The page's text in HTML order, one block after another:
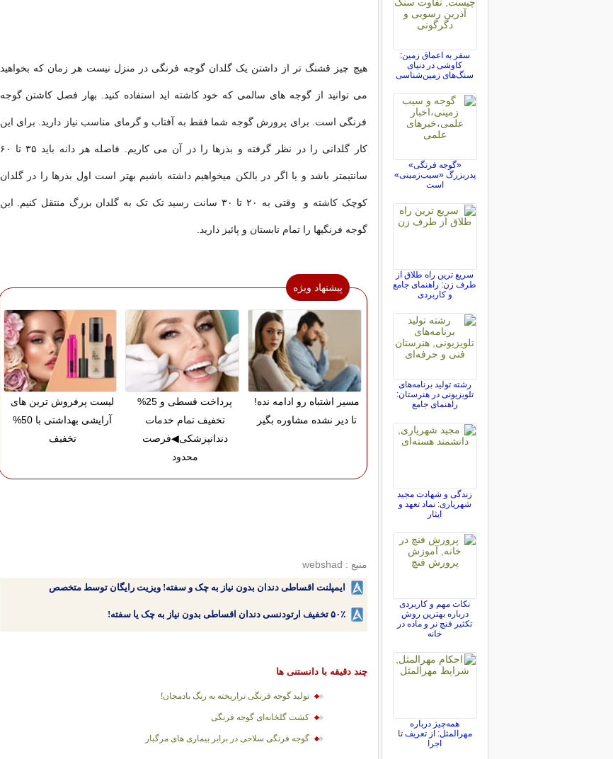
هیچ چیز قشنگ تر از داشتن یک گلدان گوجه فرنگی در منزل نیست هر زمان که بخواهید
می توانید از گوجه های سالمی که خود کاشته اید استفاده کنید. بهار فصل کاشتن گوجه
فرنگی است. برای پرورش گوجه شما فقط به آفتاب و گرمای مناسب نیاز دارید. برای این
کار گلدانی را در نظر گرفته و بذرها را در آن می کاریم. فاصله هر دانه باید ۳۵ تا ۶۰
سانتیمتر باشد و یا اگر در بالکن میخواهیم داشته باشیم بهتر است اول بذرها را در گلدان
کوچک کاشته و وقتی به ۲۰ تا ۳۰ سانت رسید تک تک به گلدان بزرگ منتقل کنیم. این
گوجه فرنگیها را تمام تابستان و پائیز دارید.
پیشنهاد ویژه
مسیر اشتباه رو ادامه نده!
تا دیر نشده مشاوره بگیر
پرداخت قسطی و 25%
تخفیف تمام خدمات
دندانپزشکی◀فرصت
محدود
لیست پرفروش ترین های
آرایشی بهداشتی با 50%
تخفیف
منبع : webshad
ایمپلنت اقساطی دندان بدون نیاز به چک و سفته! ویزیت رایگان توسط متخصص
۵۰٪ تخفیف ارتودنسی دندان اقساطی بدون نیاز به چک یا سفته!
چند دقیقه با دانستنی ها
تولید گوجه فرنگی تراریخته به رنگ بادمجان!
کشت گلخانه‌ای گوجه فرنگی
گوجه فرنگی سلاحی در برابر بیماری های مرگبار
سفر به اعماق زمین:
کاوشی در دنیای
سنگ‌های زمین‌شناسی
«گوجه فرنگی»
پدربزرگ «سیب‌زمینی»
است
سریع ترین راه طلاق از
طرف زن: راهنمای جامع
و کاربردی
رشته تولید برنامه‌های
تلویزیونی در هنرستان:
راهنمای جامع
زندگی و شهادت مجید
شهریاری: نماد تعهد و
ایثار
نکات مهم و کاربردی
درباره بهترین روش
تکثیر فنچ نر و ماده در
خانه
همه‌چیز درباره
مهرالمثل: از تعریف تا
اجرا